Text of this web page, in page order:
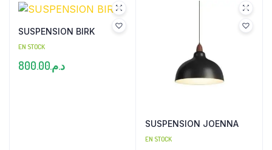
SUSPENSION BIRK
EN STOCK
د.م.800.00
SUSPENSION JOENNA
EN STOCK